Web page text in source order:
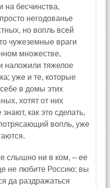
на бесчинства,
негодованье
но вопль всей
чужеземные враги
множестве,
наложили тяжелое
уже и те, которые
в домы этих
хотят от них
как это сделать,
вопль, уже
слышно ни в ком, – ее
не любите Россию: вы
да раздражаться